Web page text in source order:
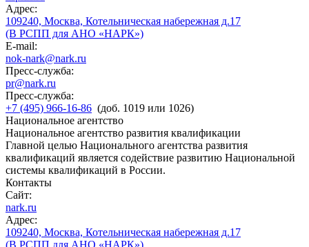
Адрес:
109240, Москва, Котельническая набережная д.17
(В РСПП для АНО «НАРК»)
E-mail:
nok-nark@nark.ru
Пресс-служба:
pr@nark.ru
Пресс-служба:
+7 (495) 966-16-86 (доб. 1019 или 1026)
Национальное агентство
Национальное агентство развития квалификации
Главной целью Национального агентства развития
квалификаций является содействие развитию Национальной
системы квалификаций в России.
Контакты
Сайт:
nark.ru
Адрес:
109240, Москва, Котельническая набережная д.17
(В РСПП для АНО «НАРК»)